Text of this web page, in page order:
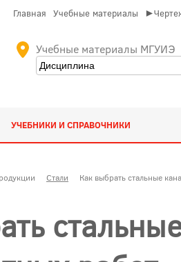
Главная Учебные материалы
Учебные материалы МГУИЭ
УЧЕБНИКИ И СПРАВОЧНИКИ
Стали Как выбрать стальные